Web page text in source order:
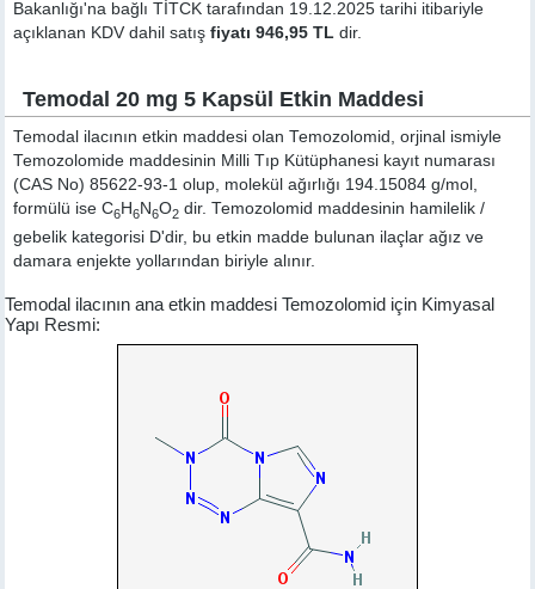
Bakanlığı'na bağlı TİTCK tarafından 19.12.2025 tarihi itibariyle
açıklanan KDV dahil satışfiyatı 946,95 TL dir.
Temodal 20 mg 5 Kapsül Etkin Maddesi
Temodal ilacının etkin maddesi olan Temozolomid, orjinal ismiyle
Temozolomide maddesinin Milli Tıp Kütüphanesi kayıt numarası
(CAS No) 85622-93-1 olup, molekül ağırlığı 194.15084 g/mol,
formülü ise C6H6N6O2 dir. Temozolomid maddesinin hamilelik /
gebelik kategorisi D'dir, bu etkin madde bulunan ilaçlar ağız ve
damara enjekte yollarından biriyle alınır.
Temodal ilacının ana etkin maddesi Temozolomid için Kimyasal
Yapı Resmi: